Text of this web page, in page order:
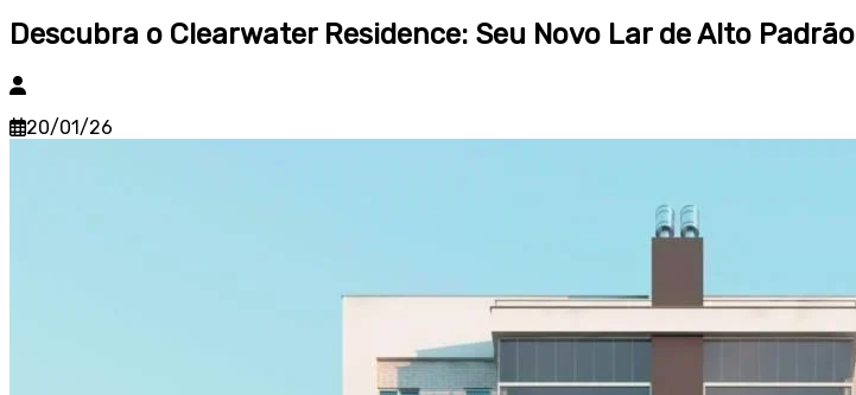
Descubra o Clearwater Residence: Seu Novo Lar de Alto Padrão
20/01/26